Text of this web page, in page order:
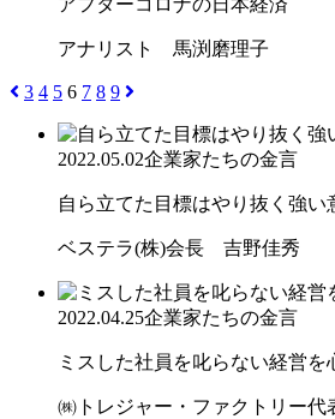
アナリスト 馬渕磨理子
3 4 5 6 7 8 9
2022.05.02企業家たちの金言
自ら立てた目標はやり抜く強い
ベステラ(株)会長 吉野佳秀
2022.04.25企業家たちの金言
ミスした社員を叱らない経営を
㈱トレジャー・ファクトリー